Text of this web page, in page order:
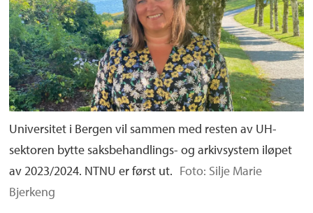
Universitet i Bergen vil sammen med resten av UH-
sektoren bytte saksbehandlings- og arkivsystem iløpet
av 2023/2024. NTNU er først ut. Foto: Silje Marie
Bjerkeng